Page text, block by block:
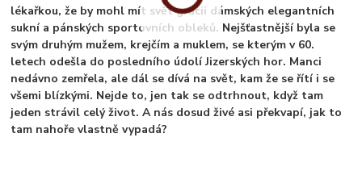
lékařkou, že by mohl mít svět grácii dámských elegantních
sukní a pánských sportovních obleků. Nejšťastnější byla se
svým druhým mužem, krejčím a muklem, se kterým v 60.
letech odešla do posledního údolí Jizerských hor. Manci
nedávno zemřela, ale dál se dívá na svět, kam že se řítí i se
všemi blízkými. Nejde to, jen tak se odtrhnout, když tam
jeden strávil celý život. A nás dosud živé asi překvapí, jak to
tam nahoře vlastně vypadá?